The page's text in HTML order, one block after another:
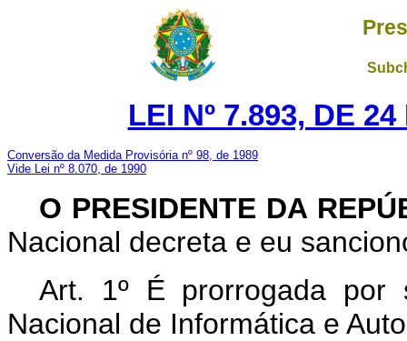
LEI Nº 7.893, DE
Conversão da Medida Provisória nº 98, de 1989
Vide Lei nº 8.070, de 1990
O PRESIDENTE DA
Nacional decreta e eu
Art. 1º É prorrogada
Nacional de Informática e